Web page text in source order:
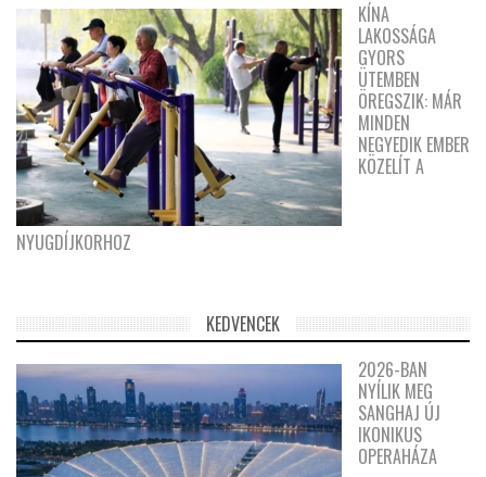
KÍNA
LAKOSSÁGA
GYORS
ÜTEMBEN
ÖREGSZIK: MÁR
MINDEN
NEGYEDIK EMBER
KÖZELÍT A
NYUGDÍJKORHOZ
KEDVENCEK
2026-BAN
NYÍLIK MEG
SANGHAJ ÚJ
IKONIKUS
OPERAHÁZA